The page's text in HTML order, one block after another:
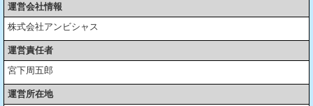
運営会社情報
株式会社アンビシャス
運営責任者
宮下周五郎
運営所在地